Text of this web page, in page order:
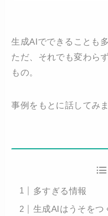
生成AIでできることも
ただ、それでも変わら
もの。
事例をもとに話してみま
多すぎる情報
生成AIはうそをつ